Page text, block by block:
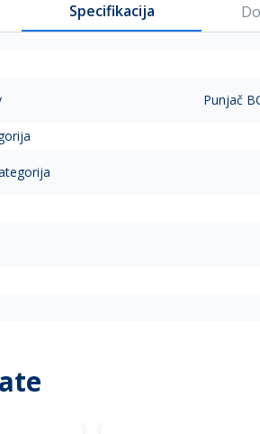
Specifikacija
Punjač